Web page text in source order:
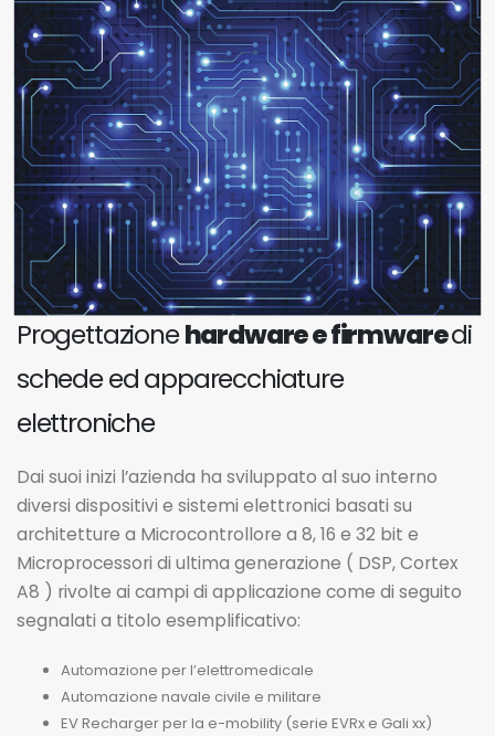
Progettazionehardware e firmwaredi
schede ed apparecchiature
elettroniche
Dai suoi inizi l’azienda ha sviluppato al suo interno
diversi dispositivi e sistemi elettronici basati su
architetture a Microcontrollore a 8, 16 e 32 bit e
Microprocessori di ultima generazione ( DSP, Cortex
A8 ) rivolte ai campi di applicazione come di seguito
segnalati a titolo esemplificativo:
Automazione per l’elettromedicale
Automazione navale civile e militare
EV Recharger per la e-mobility (serie EVRx e Gali xx)